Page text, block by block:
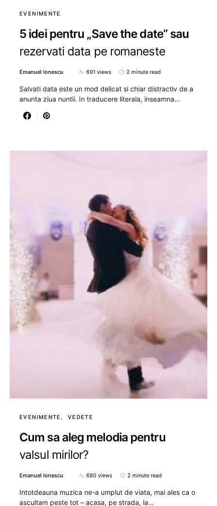
EVENIMENTE
5 idei pentru „Save the date” sau
rezervati data pe romaneste
Emanuel Ionescu 691 views 2 minute read
Salvati data este un mod delicat si chiar distractiv de a
anunta ziua nuntii. In traducere literala, inseamna…
EVENIMENTE VEDETE
Cum sa aleg melodia pentru
valsul mirilor?
Emanuel Ionescu 680 views 2 minute read
Intotdeauna muzica ne-a umplut de viata, mai ales ca o
ascultam peste tot – acasa, pe strada, la…